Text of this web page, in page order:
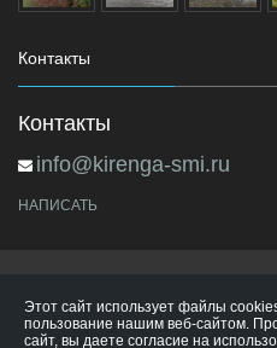
Контакты
Контакты
info@kirenga-smi.ru
НАПИСАТЬ
Этот сайт использует файлы
пользование нашим веб-сайтом.
сайт, вы даете согласие на